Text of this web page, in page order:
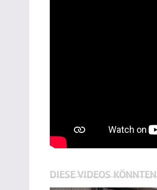
DIESE VIDEOS